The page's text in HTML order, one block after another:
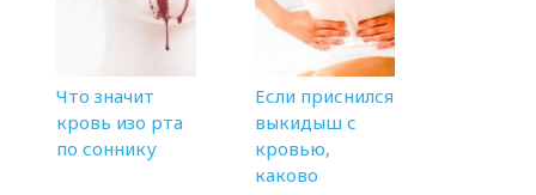
Что значит
кровь изо рта
по соннику
Если приснился
выкидыш с
кровью,
каково